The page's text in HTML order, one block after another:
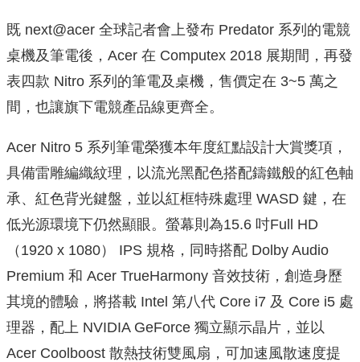
既 next@acer 全球記者會上發布 Predator 系列的電競
桌機及筆電後，Acer 在 Computex 2018 展期間，再發
表四款 Nitro 系列的筆電及桌機，售價定在 3~5 萬之
間，也讓旗下電競產品線更齊全。
Acer Nitro 5 系列筆電榮獲本年度紅點設計大賞獎項，
具備雷雕編織紋理，以流光黑配色搭配鑄鐵般的紅色軸
承、紅色背光鍵盤，並以紅框特殊處理 WASD 鍵，在
低光源環境下仍然顯眼。螢幕則為15.6 吋Full HD
（1920 x 1080） IPS 規格，同時搭配 Dolby Audio
Premium 和 Acer TrueHarmony 音效技術，創造身歷
其境的體驗，將搭載 Intel 第八代 Core i7 及 Core i5 處
理器，配上 NVIDIA GeForce 獨立顯示晶片，並以
Acer Coolboost 散熱技術雙風扇，可加速風散速度提